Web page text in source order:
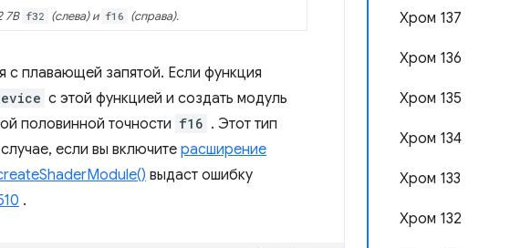
Хром 137
Хром 136
Хром 135
Хром 134
Хром 133
Хром 132
7B f32 (слева) и f16 (справа).
с плавающей запятой. Если функция
с этой функцией и создать модуль
половинной точности f16 . Этот тип
если вы включите расширение
выдаст ошибку
.